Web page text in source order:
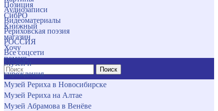
Позиция
СибРО
Книжный
магазин
Хочу
помочь
Поиск
Аудиозаписи
Видеоматериалы
Рериховская поэзия
РОССИЯ
Все соцсети
Музеи и
учреждения
Музей Рериха в Новосибирске
Музей Рериха на Алтае
Музей Абрамова в Венёве